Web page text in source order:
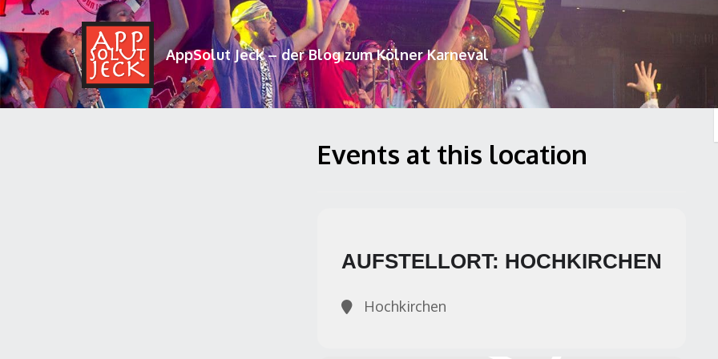
AppSolut Jeck – der Blog zum Kölner Karneval
Events at this location
AUFSTELLORT: HOCHKIRCHEN
Hochkirchen